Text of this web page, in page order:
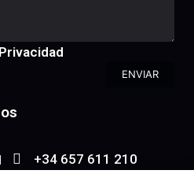
ENVIAR
+34 657 611 210